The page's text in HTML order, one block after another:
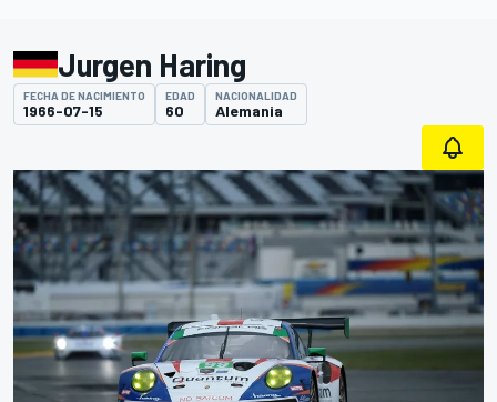
Jurgen Haring
FECHA DE NACIMIENTO
1966-07-15
EDAD
60
NACIONALIDAD
Alemania